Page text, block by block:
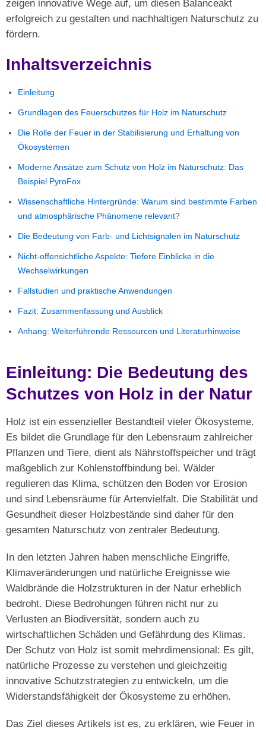
zeigen innovative Wege auf, um diesen Balanceakt
erfolgreich zu gestalten und nachhaltigen Naturschutz zu
fördern.
Inhaltsverzeichnis
Einleitung
Grundlagen des Feuerschutzes für Holz im Naturschutz
Die Rolle der Feuer in der Stabilisierung und Erhaltung von
Ökosystemen
Moderne Ansätze zum Schutz von Holz im Naturschutz: Das
Beispiel PyroFox
Wissenschaftliche Hintergründe: Warum sind bestimmte Farben
und atmosphärische Phänomene relevant?
Die Bedeutung von Farb- und Lichtsignalen im Naturschutz
Nicht-offensichtliche Aspekte: Tiefere Einblicke in die
Wechselwirkungen
Fallstudien und praktische Anwendungen
Fazit: Zusammenfassung und Ausblick
Anhang: Weiterführende Ressourcen und Literaturhinweise
Einleitung: Die Bedeutung des
Schutzes von Holz in der Natur
Holz ist ein essenzieller Bestandteil vieler Ökosysteme.
Es bildet die Grundlage für den Lebensraum zahlreicher
Pflanzen und Tiere, dient als Nährstoffspeicher und trägt
maßgeblich zur Kohlenstoffbindung bei. Wälder
regulieren das Klima, schützen den Boden vor Erosion
und sind Lebensräume für Artenvielfalt. Die Stabilität und
Gesundheit dieser Holzbestände sind daher für den
gesamten Naturschutz von zentraler Bedeutung.
In den letzten Jahren haben menschliche Eingriffe,
Klimaveränderungen und natürliche Ereignisse wie
Waldbrände die Holzstrukturen in der Natur erheblich
bedroht. Diese Bedrohungen führen nicht nur zu
Verlusten an Biodiversität, sondern auch zu
wirtschaftlichen Schäden und Gefährdung des Klimas.
Der Schutz von Holz ist somit mehrdimensional: Es gilt,
natürliche Prozesse zu verstehen und gleichzeitig
innovative Schutzstrategien zu entwickeln, um die
Widerstandsfähigkeit der Ökosysteme zu erhöhen.
Das Ziel dieses Artikels ist es, zu erklären, wie Feuer in